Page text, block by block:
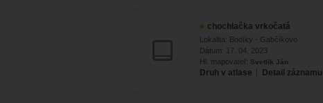
chochlačka vrkočatá
Lokalita: Bodíky - Gabčíkovo
Dátum: 17. 04. 2023
Hl. mapovateľ: Svetlík Ján
Druh v atlase | Detail záznamu